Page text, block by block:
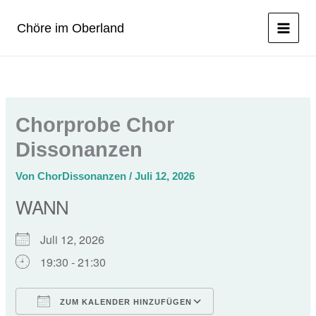
InhaltChöre im Oberland
Chorprobe Chor
Dissonanzen
VonChorDissonanzen/Juli 12, 2026
WANN
Juli 12, 2026
19:30 - 21:30
ZUM KALENDER HINZUFÜGEN